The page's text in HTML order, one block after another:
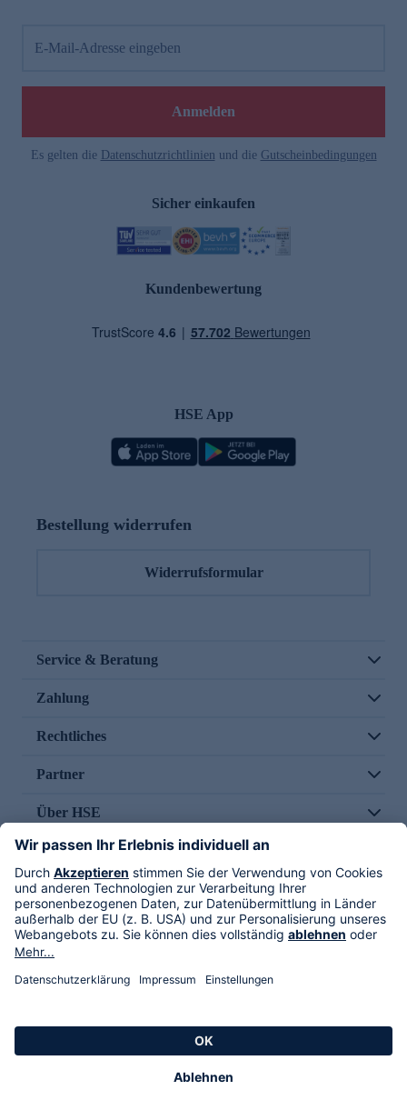
E-Mail-Adresse eingeben
Anmelden
Es gelten die Datenschutzrichtlinien und die Gutscheinbedingungen
Sicher einkaufen
Kundenbewertung
HSE App
Bestellung widerrufen
Widerrufsformular
Service & Beratung
Zahlung
Rechtliches
Partner
Über HSE
Im TV
HSE International